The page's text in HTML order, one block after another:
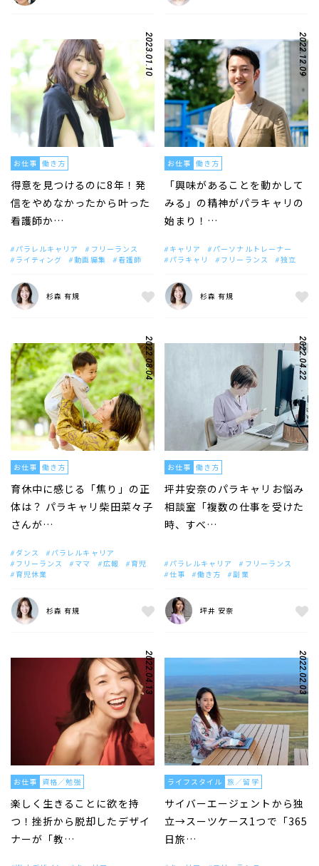
2023.01.10
お仕事 働き方
得意を見つけるのに8年！発
信をやめなかったから叶った
看護師か…
パラレルキャリア
フリーランス
ライティング
動画編集 看護師
杉森 有規
2022.12.09
お仕事 働き方
「興味があることを動かして
みる」の精神がパラキャリの
始まり！…
キャリア
パーソナルトレーナー
パラキャリ
フリーランス 独立
杉森 有規
2022.08.04
お仕事 働き方
育休中に感じる「焦り」の正
体は？ パラキャリ柴田菜々子
さんが…
ダンス
パラレルキャリア
フリーランス
ママ 広報
育児
育児休業
杉森 有規
2022.04.22
お仕事 働き方
坪井安奈のパラキャリお悩み
相談室「複数の仕事を受けた
時、すべ…
パラレルキャリア
フリーランス
仕事
働き方 副業
坪井 安奈
2022.04.13
お仕事 資格／勉強
楽しく生きることに欲を持
つ！挫折から脱却したデザイ
ナーが「教…
2022.02.03
ライフスタイル 旅／留学
サイバーエージェントから独
立→スーツケース1つで「365
日旅…